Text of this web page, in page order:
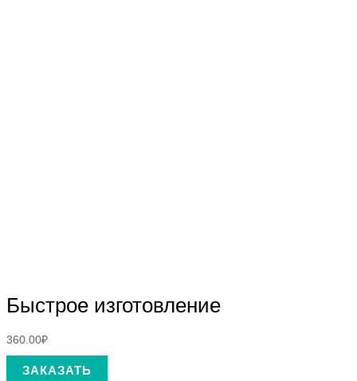
Быстрое изготовление
360.00₽
ЗАКАЗАТЬ